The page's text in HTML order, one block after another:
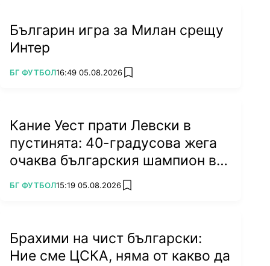
Българин игра за Милан срещу
Интер
ПОВЕЧЕ ОТ
БГ ФУТБОЛ16:49 05.08.2026 add favorites
Кание Уест прати Левски в
пустинята: 40-градусова жега
очаква българския шампион в
Туркестан
ПОВЕЧЕ ОТ
БГ ФУТБОЛ15:19 05.08.2026 add favorites
Брахими на чист български:
Ние сме ЦСКА, няма от какво да